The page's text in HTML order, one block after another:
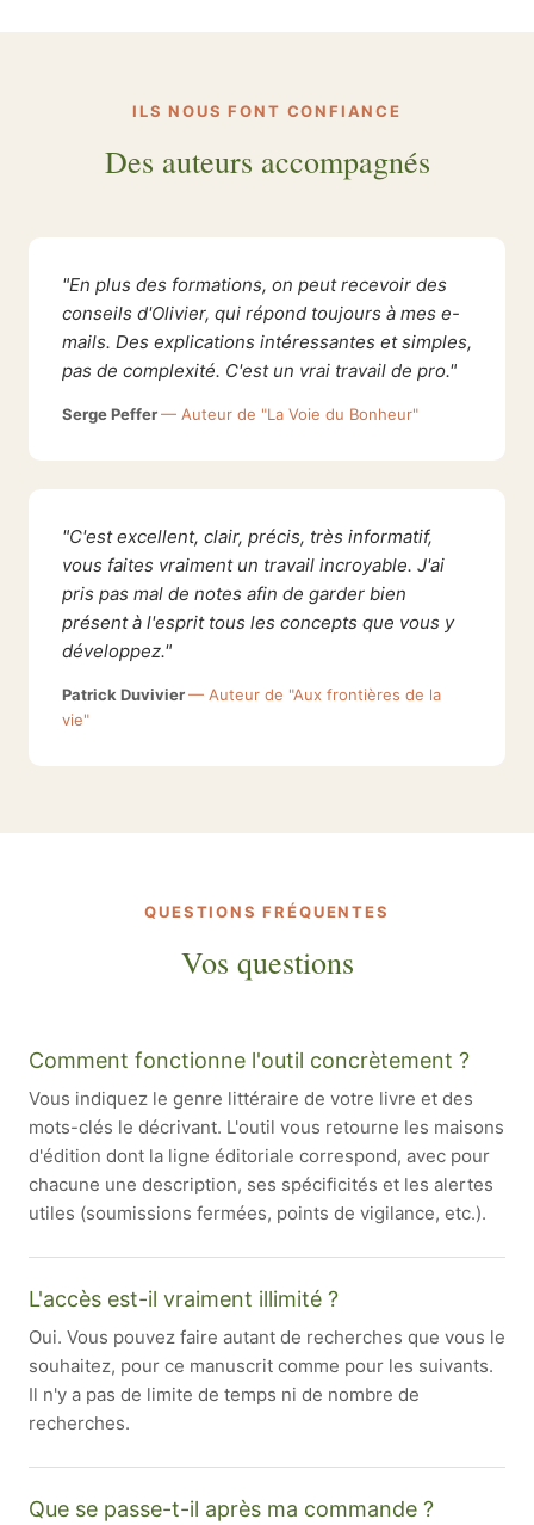
ILS NOUS FONT CONFIANCE
Des auteurs accompagnés
"En plus des formations, on peut recevoir des
conseils d'Olivier, qui répond toujours à mes e-
mails. Des explications intéressantes et simples,
pas de complexité. C'est un vrai travail de pro."
Serge Peffer— Auteur de "La Voie du Bonheur"
"C'est excellent, clair, précis, très informatif,
vous faites vraiment un travail incroyable. J'ai
pris pas mal de notes afin de garder bien
présent à l'esprit tous les concepts que vous y
développez."
Patrick Duvivier— Auteur de "Aux frontières de la
vie"
QUESTIONS FRÉQUENTES
Vos questions
Comment fonctionne l'outil concrètement ?
Vous indiquez le genre littéraire de votre livre et des
mots-clés le décrivant. L'outil vous retourne les maisons
d'édition dont la ligne éditoriale correspond, avec pour
chacune une description, ses spécificités et les alertes
utiles (soumissions fermées, points de vigilance, etc.).
L'accès est-il vraiment illimité ?
Oui. Vous pouvez faire autant de recherches que vous le
souhaitez, pour ce manuscrit comme pour les suivants.
Il n'y a pas de limite de temps ni de nombre de
recherches.
Que se passe-t-il après ma commande ?